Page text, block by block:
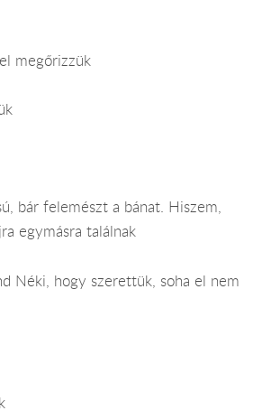
megőrizzük
bár felemészt a bánat. Hiszem,
egymásra találnak
Néki, hogy szerettük, soha el nem